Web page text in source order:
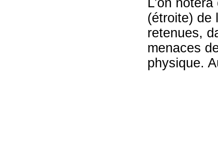
(étroite) de
retenues,
menaces
physique.